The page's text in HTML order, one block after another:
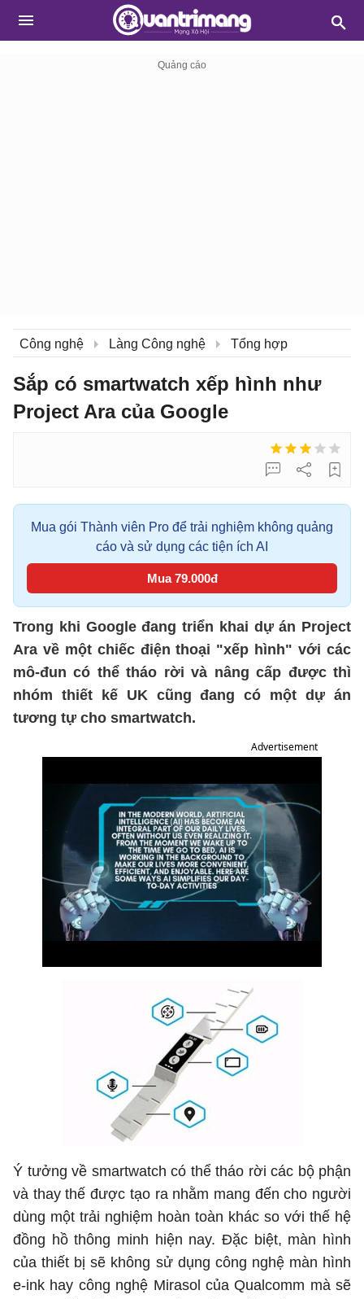
Công nghệ Làng Công nghệ Tổng hợp
Sắp có smartwatch xếp hình như
Project Ara của Google
Mua gói Thành viên Pro để trải nghiệm không quảng
cáo và sử dụng các tiện ích AI
Mua 79.000đ
Trong khi Google đang triển khai dự án Project
Ara về một chiếc điện thoại "xếp hình" với các
mô-đun có thể tháo rời và nâng cấp được thì
nhóm thiết kế UK cũng đang có một dự án
tương tự cho smartwatch.
Advertisement
Ý tưởng về smartwatch có thể tháo rời các bộ phận
và thay thế được tạo ra nhằm mang đến cho người
dùng một trải nghiệm hoàn toàn khác so với thế hệ
đồng hồ thông minh hiện nay. Đặc biệt, màn hình
của thiết bị sẽ không sử dụng công nghệ màn hình
e-ink hay công nghệ Mirasol của Qualcomm mà sẽ